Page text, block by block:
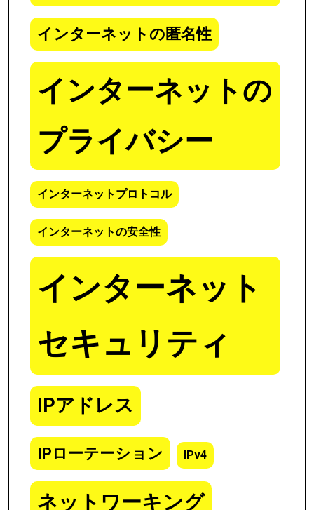
インターネットの匿名性
インターネットの
プライバシー
インターネットプロトコル
インターネットの安全性
インターネット
セキュリティ
IPアドレス
IPローテーション IPv4
ネットワーキング